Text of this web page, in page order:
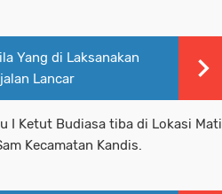
Yang di Laksanakan
Lancar
I Ketut Budiasa tiba di Lokasi Mati
Kecamatan Kandis.